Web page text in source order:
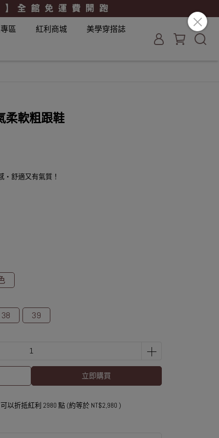
區 紅利商城 美學穿搭誌
柔軟粗跟鞋
舒適又有氣質！
38 39
立即購買
以折抵紅利 2980 點 (約等於 NT$2,980 )